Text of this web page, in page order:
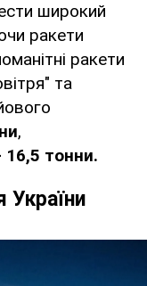
широкий
ракети
ракети
та
,
16,5 тонни.
України